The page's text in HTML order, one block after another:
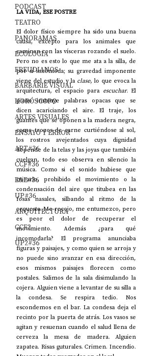
PODCAST
TEATRO
PANORAMAS
ECOLOGÍA
FREUDIANOS
BARBARIE VISUAL
HORÓSCOPO
ARTES VISUALES
ENSAYO Y ERROR
ART#36
CCF#36
E&E#36
UP#36
ARQUITECTURA
CCF2
UP2#36
LA VIDA, ESE POSTRE
El dolor físico siempre ha sido una buena
causa, excepto para los animales que
caminan con las vísceras rozando el suelo.
Pero no es esto lo que me ata a la silla, de
por sí incómoda; su gravedad imponente
viene del estudio y la clase, lo que evoca la
arquitectura, el espacio para escuchar. El
piano instruye palabras opacas que se
dicen acariciando el aire. El traje, los
guantes que se oponen a la madera negra,
como trozos de carne curtiéndose al sol,
los rostros avejentados cuya dignidad
depende de la telas y las joyas que también
cuelgan, todo eso observa en silencio la
música. Como si el sonido hubiese que
mirarlo, prohibido el movimiento o la
condensación del aire que titubea en las
fosas nasales, silbando al ritmo de la
orquesta. Me recojo, me entumezco, pero
es peor el dolor de recuperar el
movimiento. Además ¿para qué
incomodarla? El programa anunciaba
figuras y paisajes, y como quien se arroja y
no puede sino avanzar en esa dirección,
esos mismos paisajes florecen como
postales. Salimos de la sala disimulando la
cojera. Alguien viene a levantar de su silla a
la condesa. Se respira tedio. Nos
escondemos en el bar. La condesa deja el
recinto por la puerta de atrás. Los vasos se
agitan y resuenan cuando el salud llena de
cerveza la mesa de madera. Alguien
zapatea. Risas guturales. Crimen. Incendio.